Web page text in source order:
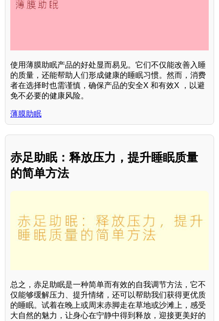
使用薄膜助眠产品的好处显而易见。它们不仅能改善入睡
的质量，还能帮助人们形成健康的睡眠习惯。然而，消费
者在选择时也需谨慎，确保产品的安全X 和有效X ，以避
免不必要的健康风险。
薄膜助眠
赤足助眠：释放压力，提升睡眠质量
的简单方法
总之，赤足助眠是一种简单而有效的自我调节方法，它不
仅能够缓解压力、提升情绪，还可以帮助我们获得更优质
的睡眠。试着在晚上或周末赤脚走在草地或沙滩上，感受
大自然的魅力，让身心在宁静中得到释放，迎接更美好的